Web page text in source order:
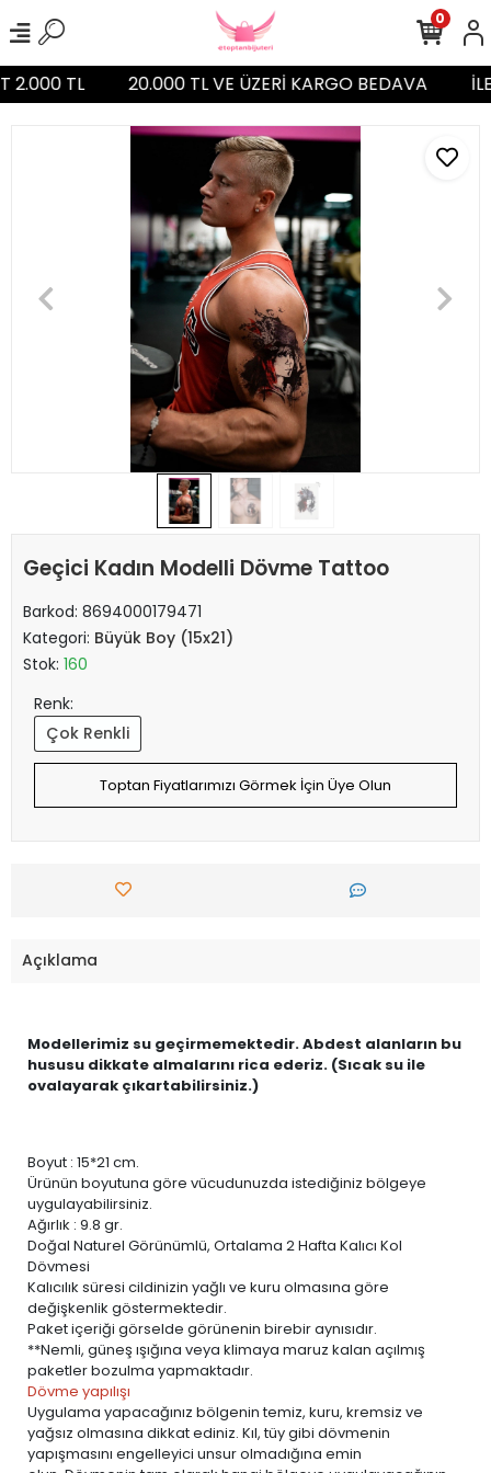
2.000 TL 20.000 TL VE ÜZERİ KARGO BEDAVA
0
Geçici Kadın Modelli Dövme Tattoo
Barkod: 8694000179471
Kategori: Büyük Boy (15x21)
Stok: 160
Renk:
Çok Renkli
Toptan Fiyatlarımızı Görmek İçin Üye Olun
Açıklama
Modellerimiz su geçirmemektedir. Abdest alanların bu
hususu dikkate almalarını rica ederiz. (Sıcak su ile
ovalayarak çıkartabilirsiniz.)
Boyut : 15*21 cm.
Ürünün boyutuna göre vücudunuzda istediğiniz bölgeye
uygulayabilirsiniz.
Ağırlık : 9.8 gr.
Doğal Naturel Görünümlü, Ortalama 2 Hafta Kalıcı Kol
Dövmesi
Kalıcılık süresi cildinizin yağlı ve kuru olmasına göre
değişkenlik göstermektedir.
Paket içeriği görselde görünenin birebir aynısıdır.
**Nemli, güneş ışığına veya klimaya maruz kalan açılmış
paketler bozulma yapmaktadır.
Dövme yapılışı
Uygulama yapacağınız bölgenin temiz, kuru, kremsiz ve
yağsız olmasına dikkat ediniz. Kıl, tüy gibi dövmenin
yapışmasını engelleyici unsur olmadığına emin